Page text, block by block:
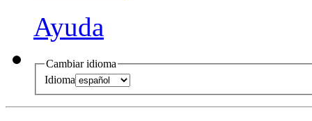
Ayuda
Cambiar idioma
Idioma